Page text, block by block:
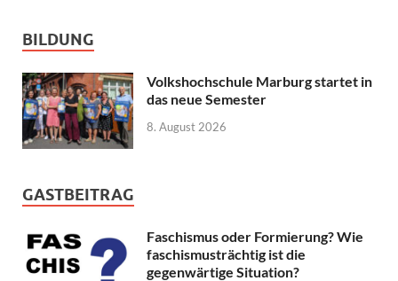
BILDUNG
Volkshochschule Marburg startet in
das neue Semester
8. August 2026
GASTBEITRAG
Faschismus oder Formierung? Wie
faschismusträchtig ist die
gegenwärtige Situation?